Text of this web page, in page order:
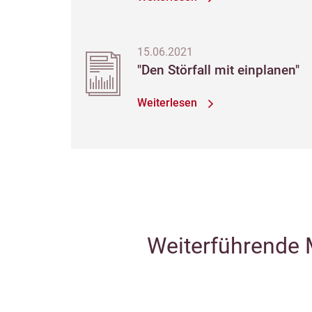
15.06.2021
"Den Störfall mit einplanen"
Weiterlesen
Weiterführende